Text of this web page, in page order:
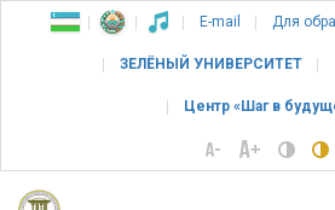
E-mail Для
ЗЕЛЁНЫЙ УНИВЕРСИТЕТ
Центр «Шаг в